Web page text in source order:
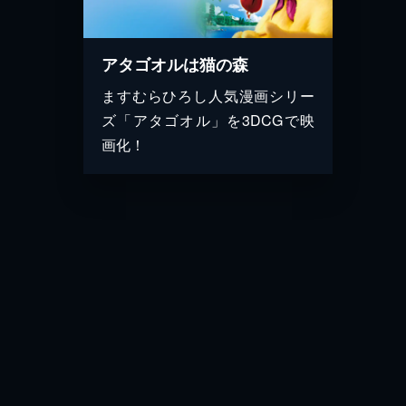
アタゴオルは猫の森
ますむらひろし人気漫画シリー
ズ「アタゴオル」を3DCGで映
画化！